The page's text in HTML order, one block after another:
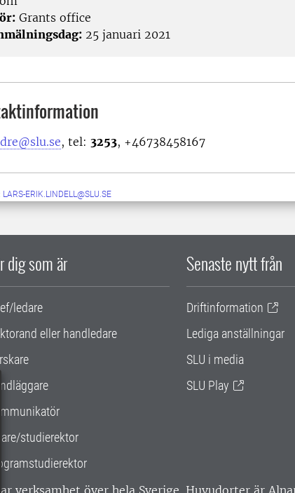
Grants office
25 januari 2021
, tel: 3253, +46738458167
LARS-ERIK.LINDELL@SLU.SE
dig som är
ledare
eller handledare
studierektor
Senaste nytt från
Driftinformation
Lediga anställningar
SLU i media
SLU Play
verksamhet över hela Sverige. Huvudorter är